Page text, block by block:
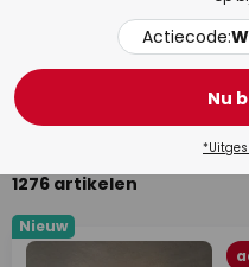
1276 artikelen
Nieuw
Actiecode:
Nu